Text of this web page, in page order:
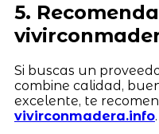
5.
Si buscas un
combine calidad,
excelente, te
vivirconmadera.info.